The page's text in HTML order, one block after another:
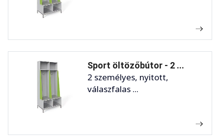
Sport öltözőbútor - 2 ...
2 személyes, nyitott,
válaszfalas ...